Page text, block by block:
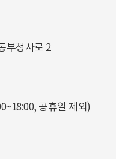
부청사로 2
공휴일 제외)